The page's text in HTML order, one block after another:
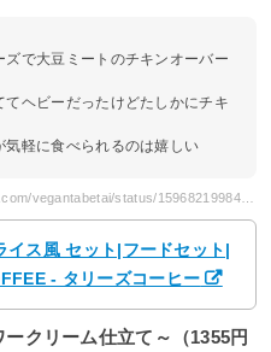
ズで大豆ミートのチキンオーバー
てヘビーだったけどたしかにチキ
気軽に食べられるのは嬉しい
引用元: https://twitter.com/vegantabetai/status/1596821998403219456
イス風 セット|フードセット|
- タリーズコーヒー
クリーム仕立て～（1355円